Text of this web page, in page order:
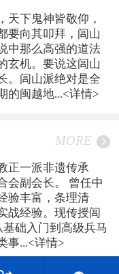
天下鬼神皆敬仰，
要向其叩拜，闾山
中那么高强的道法
玄机。要说这闾山
。闾山派绝对是全
的闽越地...<详情>
MORE
正一派非遗传承
会副会长。 曾任中
验丰富，条理清
战经验。现传授闾
础入门到高级兵马
事...<详情>